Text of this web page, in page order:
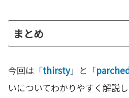
まとめ
今回は「thirsty」と「
いについてわかりやすく解説